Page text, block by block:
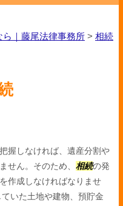
｜藤尾法律事務所 > 相続
握しなければ、遺産分割や
せん。そのため、 相続の発
作成しなければなりませ
いた土地や建物、預貯金